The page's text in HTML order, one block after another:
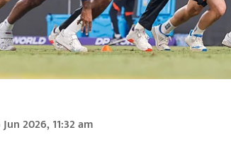
2026, 11:32 am